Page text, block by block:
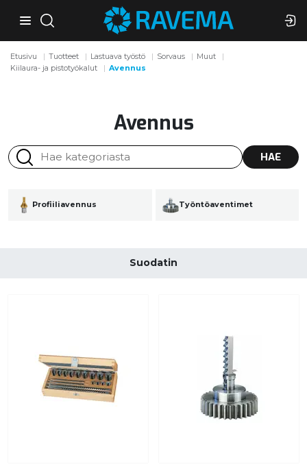
Etusivu Tuotteet Lastuava työstö Sorvaus
Muut
Kiilaura- ja pistotyökalut
Avennus
Avennus
HAE
Profiiliavennus Työntöaventimet
Suodatin